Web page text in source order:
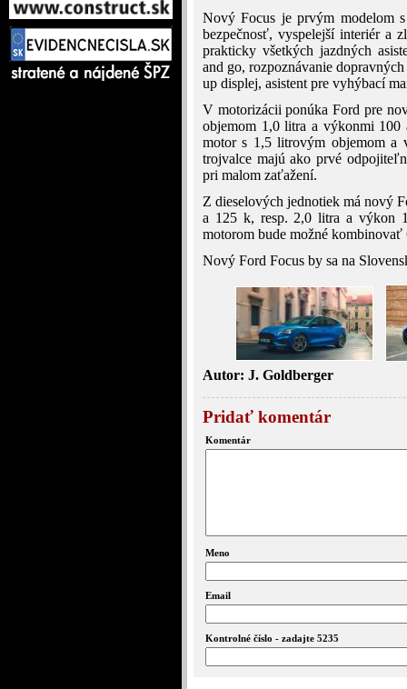
Nový Focus je prvým modelom
bezpečnosť, vyspelejší interiér a
prakticky všetkých jazdných
and go, rozpoznávanie
up displej, asistent pre vyhýbací
V motorizácii ponúka Ford pre
objemom 1,0 litra a výkonmi
motor s 1,5 litrovým objemom
trojvalce majú ako prvé
pri malom zaťažení.
Z dieselových jednotiek má nový
a 125 k, resp. 2,0 litra a výkon
motorom bude možné kombinovať
Nový Ford Focus by sa na
Autor: J. Goldberger
Pridať komentár
Komentár
Meno
Email
Kontrolné číslo - zadajte 5235